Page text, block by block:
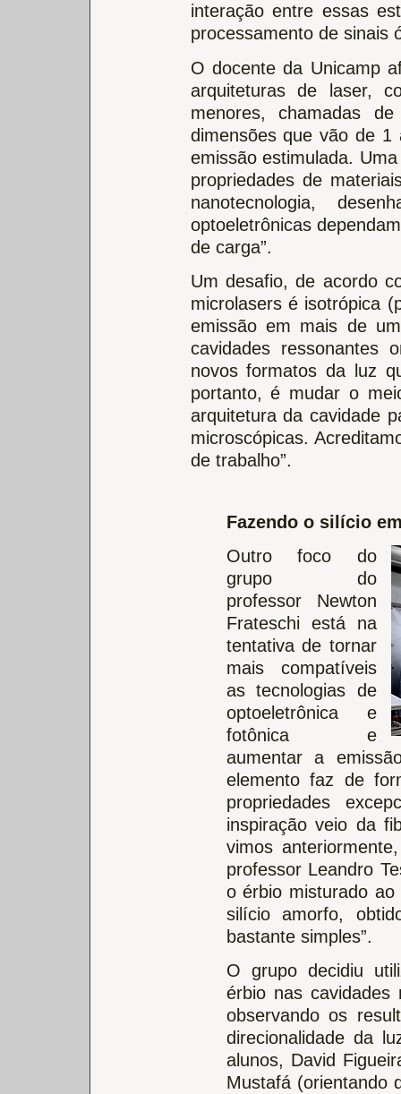
interação entre essas
processamento de sinais
O docente da Unicamp
arquiteturas de laser,
menores, chamadas
dimensões que vão de
emissão estimulada.
propriedades de
nanotecnologia,
optoeletrônicas
de carga”.
Um desafio, de acordo
microlasers é isotrópica
emissão em mais de
cavidades ressonantes
novos formatos da luz
portanto, é mudar o
arquitetura da cavidade
microscópicas.
de trabalho”.
Fazendo o silício
Outro foco do
grupo do
professor Newton
Frateschi está na
tentativa de tornar
mais compatíveis
as tecnologias de
optoeletrônica e
fotônica e
aumentar a
elemento faz de
propriedades
inspiração veio da
vimos
professor Leandro
o érbio misturado
silício amorfo,
bastante simples”.
O grupo decidiu
érbio nas cavidades
observando os
direcionalidade da
alunos, David
Mustafá (orientando